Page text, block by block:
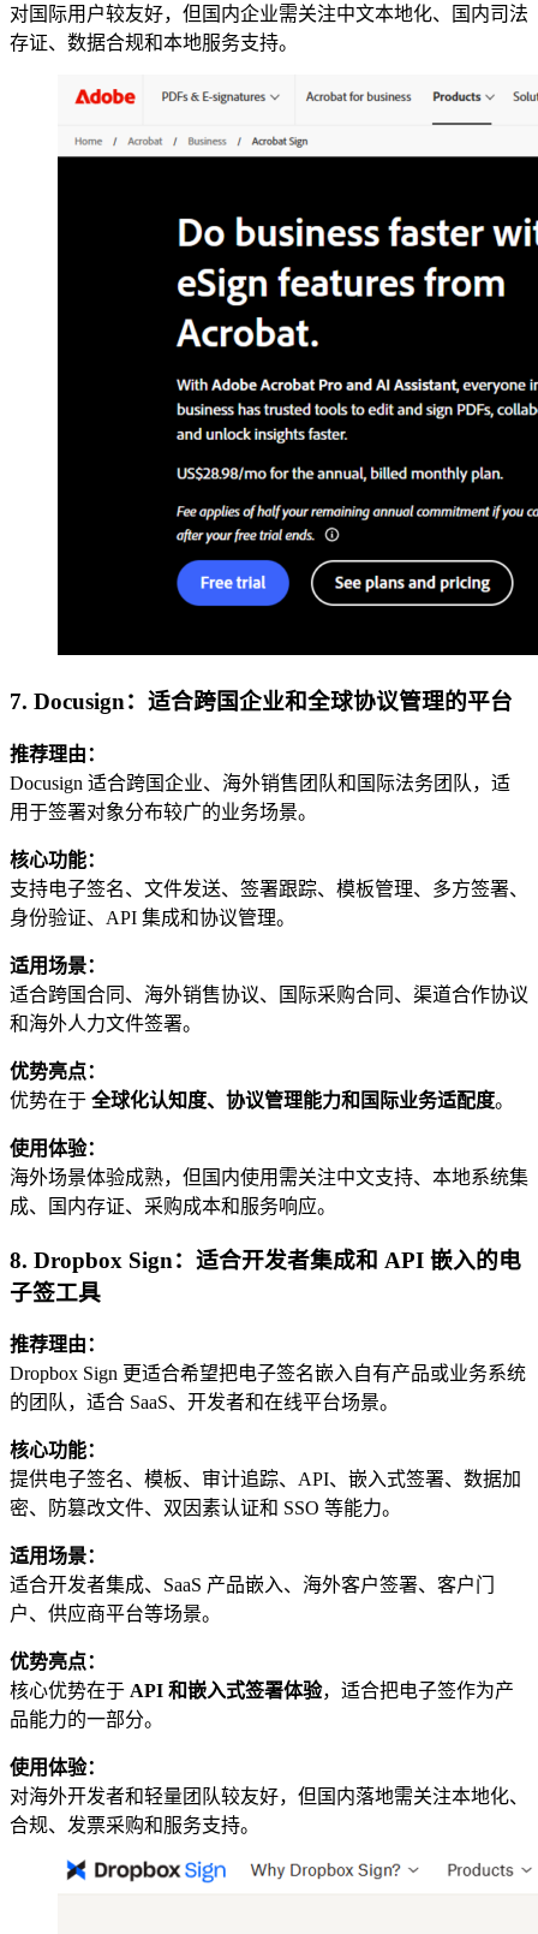
对国际用户较友好，但国内企业需关注中文本地化、国内司法
存证、数据合规和本地服务支持。
7. Docusign：适合跨国企业和全球协议管理的平台
推荐理由：
Docusign 适合跨国企业、海外销售团队和国际法务团队，适
用于签署对象分布较广的业务场景。
核心功能：
支持电子签名、文件发送、签署跟踪、模板管理、多方签署、
身份验证、API 集成和协议管理。
适用场景：
适合跨国合同、海外销售协议、国际采购合同、渠道合作协议
和海外人力文件签署。
优势亮点：
优势在于 全球化认知度、协议管理能力和国际业务适配度。
使用体验：
海外场景体验成熟，但国内使用需关注中文支持、本地系统集
成、国内存证、采购成本和服务响应。
8. Dropbox Sign：适合开发者集成和 API 嵌入的电
子签工具
推荐理由：
Dropbox Sign 更适合希望把电子签名嵌入自有产品或业务系统
的团队，适合 SaaS、开发者和在线平台场景。
核心功能：
提供电子签名、模板、审计追踪、API、嵌入式签署、数据加
密、防篡改文件、双因素认证和 SSO 等能力。
适用场景：
适合开发者集成、SaaS 产品嵌入、海外客户签署、客户门
户、供应商平台等场景。
优势亮点：
核心优势在于 API 和嵌入式签署体验，适合把电子签作为产
品能力的一部分。
使用体验：
对海外开发者和轻量团队较友好，但国内落地需关注本地化、
合规、发票采购和服务支持。